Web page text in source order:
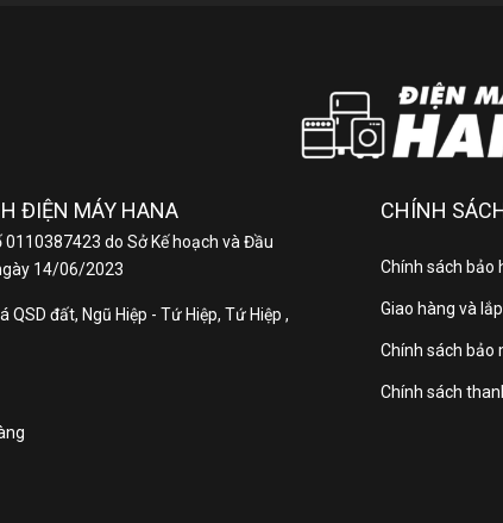
Khối lượng không chân:
Kích thước không chân
Kích thước có chân:
ĐIỆN MÁY HANA
0110387423 do Sở Kế hoạch và Đầu
14/06/2023
QSD đất, Ngũ Hiệp - Tứ Hiệp, Tứ Hiệp ,
CHÍNH
Chính sách bảo
Giao hàng và
Chính sách bảo
Chính sách